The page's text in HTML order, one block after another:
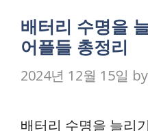
배터리 수명을
어플들 총정리
2024년 12월 15일 by
배터리 수명을 늘리